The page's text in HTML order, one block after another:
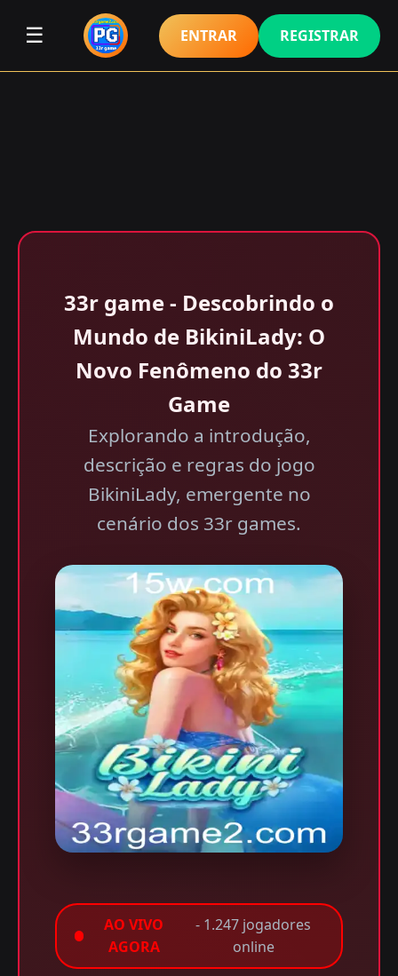
☰ ENTRAR REGISTRAR
33r game - Descobrindo o
Mundo de BikiniLady: O
Novo Fenômeno do 33r
Game
Explorando a introdução,
descrição e regras do jogo
BikiniLady, emergente no
cenário dos 33r games.
AO VIVO
AGORA
- 1.247 jogadores
online